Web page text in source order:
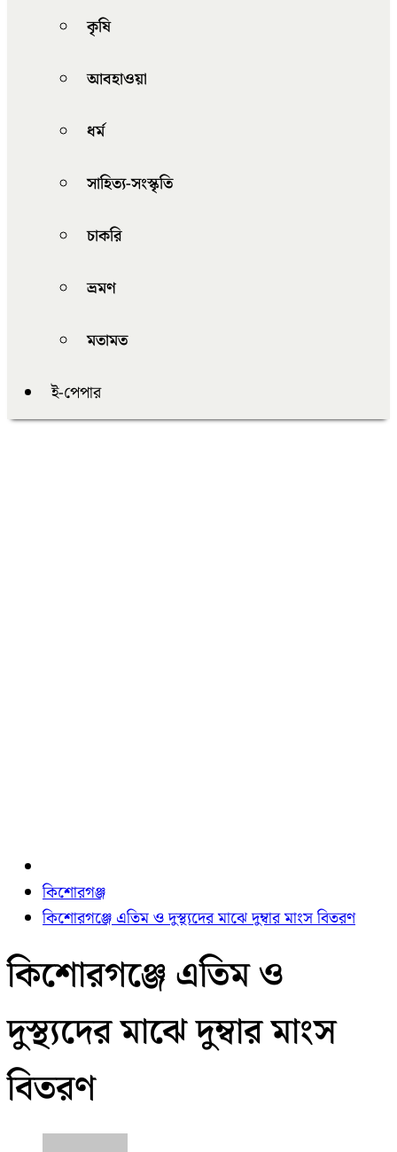
কৃষি
আবহাওয়া
ধর্ম
সাহিত্য-সংস্কৃতি
চাকরি
ভ্রমণ
মতামত
ই-পেপার
কিশোরগঞ্জ
কিশোরগঞ্জে এতিম ও দুস্থ্যদের মাঝে দুম্বার মাংস বিতরণ
কিশোরগঞ্জে এতিম ও
দুস্থ্যদের মাঝে দুম্বার মাংস
বিতরণ